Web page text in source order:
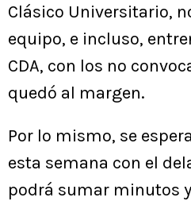
Clásico Universitario,
equipo, e incluso,
CDA, con los no
quedó al margen.
Por lo mismo, se
esta semana con el
podrá sumar minutos